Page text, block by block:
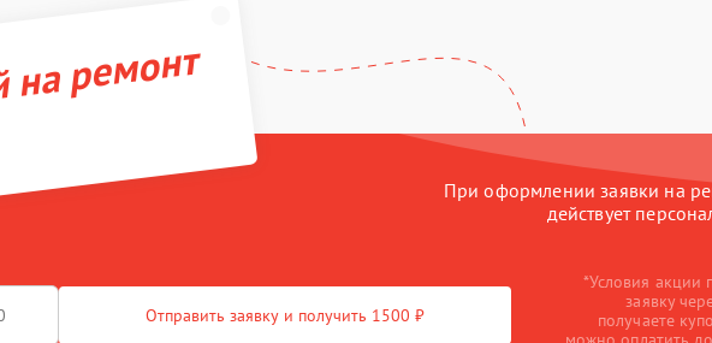
ремонт
При оформлении заявки на
действует
Отправить заявку и получить 1500 ₽
*Условия акции
заявку
получаете